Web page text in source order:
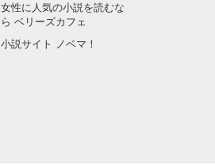
女性に人気の小説を読むな
ら ベリーズカフェ
小説サイト ノベマ！